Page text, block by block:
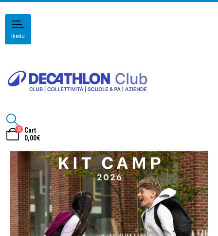
menu
0
Cart
0,00€